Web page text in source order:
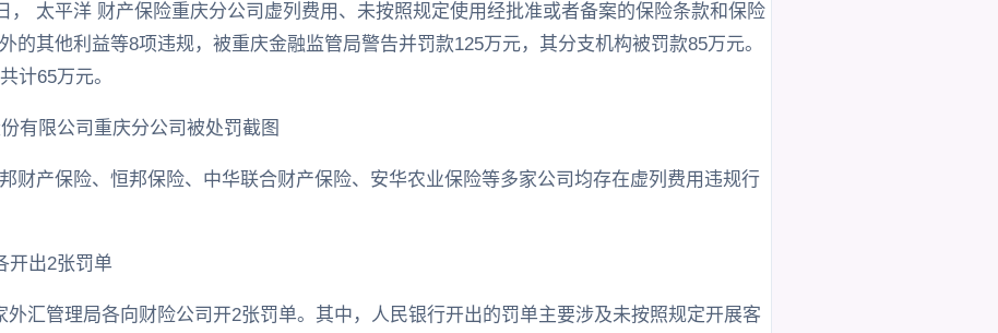
， 太平洋 财产保险重庆分公司虚列费用、未按照规定使用经批准或者备案的保险条款和保险
的其他利益等8项违规，被重庆金融监管局警告并罚款125万元，其分支机构被罚款85万元。
计65万元。
有限公司重庆分公司被处罚截图
财产保险、恒邦保险、中华联合财产保险、安华农业保险等多家公司均存在虚列费用违规行
开出2张罚单
外汇管理局各向财险公司开2张罚单。其中，人民银行开出的罚单主要涉及未按照规定开展客